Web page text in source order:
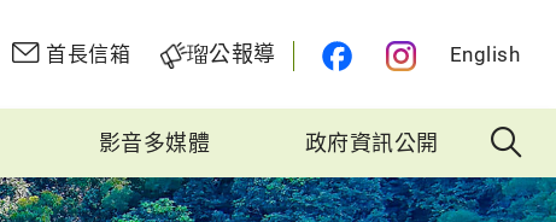
首長信箱 瑠公報導 English
影音多媒體 政府資訊公開